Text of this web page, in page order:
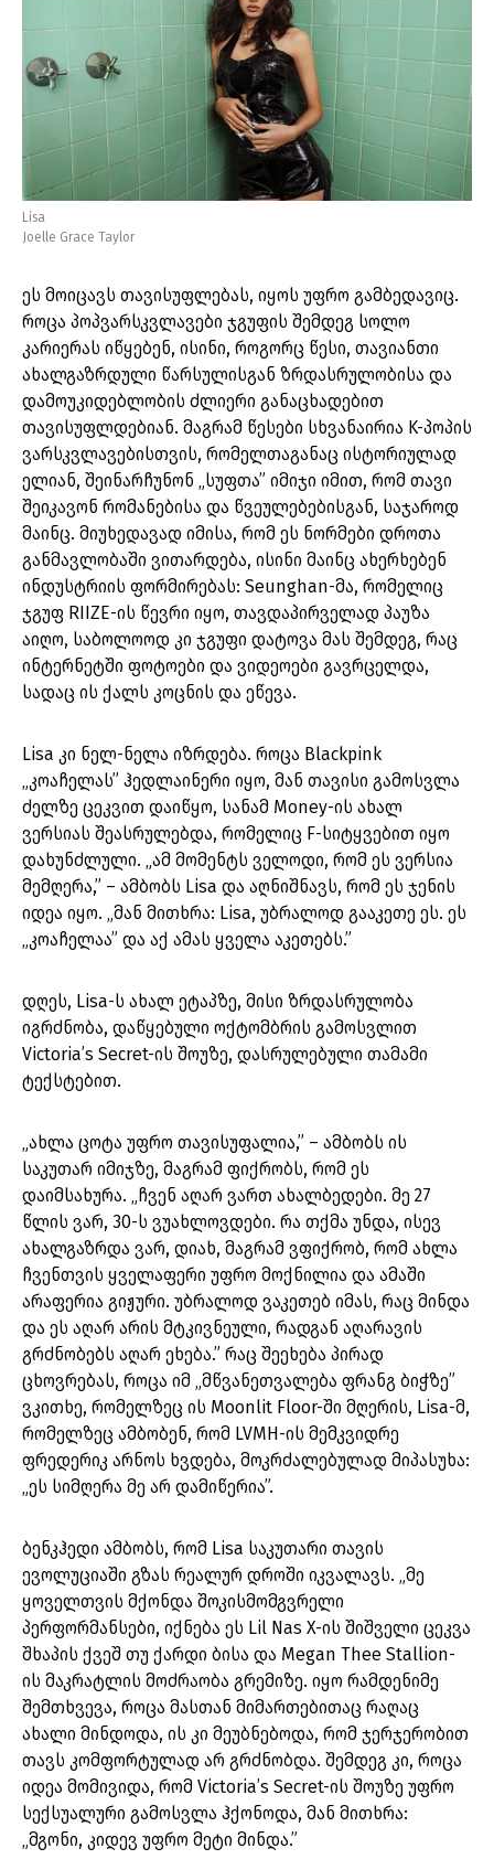
Lisa
Joelle Grace Taylor
ეს მოიცავს თავისუფლებას, იყოს უფრო გამბედავიც.
როცა პოპვარსკვლავები ჯგუფის შემდეგ სოლო
კარიერას იწყებენ, ისინი, როგორც წესი, თავიანთი
ახალგაზრდული წარსულისგან ზრდასრულობისა და
დამოუკიდებლობის ძლიერი განაცხადებით
თავისუფლდებიან. მაგრამ წესები სხვანაირია K-პოპის
ვარსკვლავებისთვის, რომელთაგანაც ისტორიულად
ელიან, შეინარჩუნონ „სუფთა” იმიჯი იმით, რომ თავი
შეიკავონ რომანებისა და წვეულებებისგან, საჯაროდ
მაინც. მიუხედავად იმისა, რომ ეს ნორმები დროთა
განმავლობაში ვითარდება, ისინი მაინც ახერხებენ
ინდუსტრიის ფორმირებას: Seunghan-მა, რომელიც
ჯგუფ RIIZE-ის წევრი იყო, თავდაპირველად პაუზა
აიღო, საბოლოოდ კი ჯგუფი დატოვა მას შემდეგ, რაც
ინტერნეტში ფოტოები და ვიდეოები გავრცელდა,
სადაც ის ქალს კოცნის და ეწევა.
Lisa კი ნელ-ნელა იზრდება. როცა Blackpink
„კოაჩელას” ჰედლაინერი იყო, მან თავისი გამოსვლა
ძელზე ცეკვით დაიწყო, სანამ Money-ის ახალ
ვერსიას შეასრულებდა, რომელიც F-სიტყვებით იყო
დახუნძლული. „ამ მომენტს ველოდი, რომ ეს ვერსია
მემღერა,” – ამბობს Lisa და აღნიშნავს, რომ ეს ჯენის
იდეა იყო. „მან მითხრა: Lisa, უბრალოდ გააკეთე ეს. ეს
„კოაჩელაა” და აქ ამას ყველა აკეთებს.”
დღეს, Lisa-ს ახალ ეტაპზე, მისი ზრდასრულობა
იგრძნობა, დაწყებული ოქტომბრის გამოსვლით
Victoria’s Secret-ის შოუზე, დასრულებული თამამი
ტექსტებით.
„ახლა ცოტა უფრო თავისუფალია,” – ამბობს ის
საკუთარ იმიჯზე, მაგრამ ფიქრობს, რომ ეს
დაიმსახურა. „ჩვენ აღარ ვართ ახალბედები. მე 27
წლის ვარ, 30-ს ვუახლოვდები. რა თქმა უნდა, ისევ
ახალგაზრდა ვარ, დიახ, მაგრამ ვფიქრობ, რომ ახლა
ჩვენთვის ყველაფერი უფრო მოქნილია და ამაში
არაფერია გიჟური. უბრალოდ ვაკეთებ იმას, რაც მინდა
და ეს აღარ არის მტკივნეული, რადგან აღარავის
გრძნობებს აღარ ეხება.” რაც შეეხება პირად
ცხოვრებას, როცა იმ „მწვანეთვალება ფრანგ ბიჭზე”
ვკითხე, რომელზეც ის Moonlit Floor-ში მღერის, Lisa-მ,
რომელზეც ამბობენ, რომ LVMH-ის მემკვიდრე
ფრედერიკ არნოს ხვდება, მოკრძალებულად მიპასუხა:
„ეს სიმღერა მე არ დამიწერია”.
ბენკჰედი ამბობს, რომ Lisa საკუთარი თავის
ევოლუციაში გზას რეალურ დროში იკვალავს. „მე
ყოველთვის მქონდა შოკისმომგვრელი
პერფორმანსები, იქნება ეს Lil Nas X-ის შიშველი ცეკვა
შხაპის ქვეშ თუ ქარდი ბისა და Megan Thee Stallion-
ის მაკრატლის მოძრაობა გრემიზე. იყო რამდენიმე
შემთხვევა, როცა მასთან მიმართებითაც რაღაც
ახალი მინდოდა, ის კი მეუბნებოდა, რომ ჯერჯერობით
თავს კომფორტულად არ გრძნობდა. შემდეგ კი, როცა
იდეა მომივიდა, რომ Victoria’s Secret-ის შოუზე უფრო
სექსუალური გამოსვლა ჰქონოდა, მან მითხრა:
„მგონი, კიდევ უფრო მეტი მინდა.”